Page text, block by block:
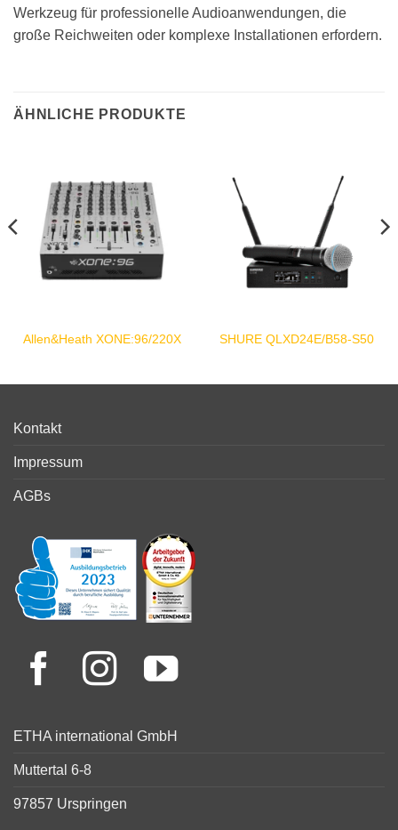
Werkzeug für professionelle Audioanwendungen, die
große Reichweiten oder komplexe Installationen erfordern.
ÄHNLICHE PRODUKTE
Allen&Heath XONE:96/220X SHURE QLXD24E/B58-S50
Kontakt
Impressum
AGBs
ETHA international GmbH
Muttertal 6-8
97857 Urspringen